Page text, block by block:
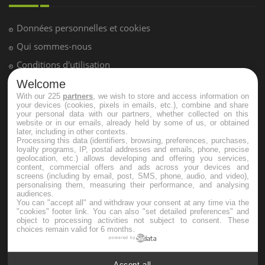
pression artérielle chute au lever
Maladie de Charcot (Sclérose latérale
amyotrophique)
Welcome
With our 225 partners , we wish to store and access information on
your devices (cookies, pixels in emails, etc.), combine and share
your personal data with our partners, whether collected on this
website or in our emails, already held by some of us, or obtained
later, including in other contexts.
Processing this data (identifiers, browsing, preferences, purchases,
loyalty programs, IP, postal addresses and emails, phone, precise
geolocation, etc.) allows developing and offering you services,
content, commercial offers and ads across your devices and
screens (including by email, post, SMS, phone, audio, and video),
personalising them, measuring their performance, and analysing
audiences.
You can "accept all" and withdraw your consent at any time via the
"cookies" footer link . You can also "set detailed preferences" and
object to processing activities not subject to consent. These
choices remain valid for 6 months.
powered by